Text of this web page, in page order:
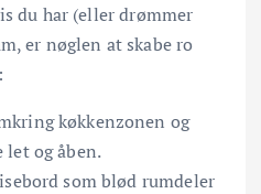
du har (eller drømmer
er nøglen at skabe ro
køkkenzonen og
let og åben.
som blød rumdeler